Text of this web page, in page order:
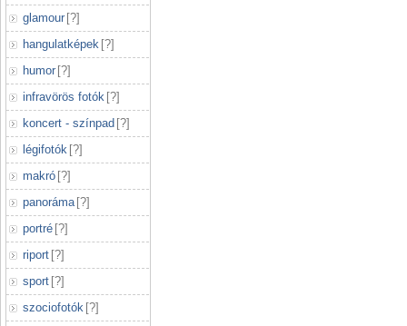
glamour [?]
hangulatképek [?]
humor [?]
infravörös fotók [?]
koncert - színpad [?]
légifotók [?]
makró [?]
panoráma [?]
portré [?]
riport [?]
sport [?]
szociofotók [?]